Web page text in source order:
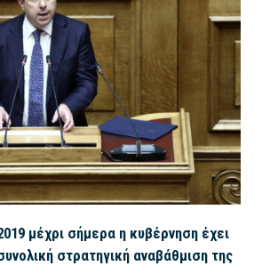
μέχρι σήμερα η κυβέρνηση έχει
στρατηγική αναβάθμιση της